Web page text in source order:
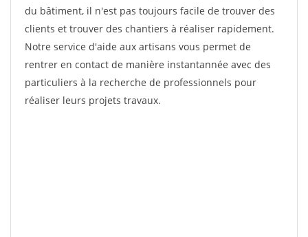
du bâtiment, il n'est pas toujours facile de trouver des
clients et trouver des chantiers à réaliser rapidement.
Notre service d'aide aux artisans vous permet de
rentrer en contact de manière instantannée avec des
particuliers à la recherche de professionnels pour
réaliser leurs projets travaux.